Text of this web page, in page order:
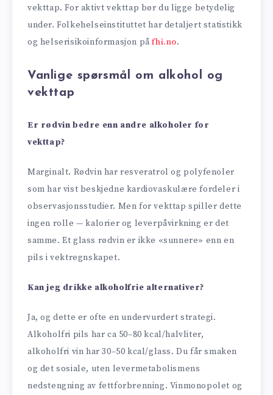
vekttap. For aktivt vekttap bør du ligge betydelig
under. Folkehelseinstituttet har detaljert statistikk
og helserisikoinformasjon påfhi.no.
Vanlige spørsmål om alkohol og
vekttap
Er rødvin bedre enn andre alkoholer for
vekttap?
Marginalt. Rødvin har resveratrol og polyfenoler
som har vist beskjedne kardiovaskulære fordeler i
observasjonsstudier. Men for vekttap spiller dette
ingen rolle — kalorier og leverpåvirkning er det
samme. Et glass rødvin er ikke «sunnere» enn en
pils i vektregnskapet.
Kan jeg drikke alkoholfrie alternativer?
Ja, og dette er ofte en undervurdert strategi.
Alkoholfri pils har ca 50–80 kcal/halvliter,
alkoholfri vin har 30–50 kcal/glass. Du får smaken
og det sosiale, uten levermetabolismens
nedstengning av fettforbrenning. Vinmonopolet og